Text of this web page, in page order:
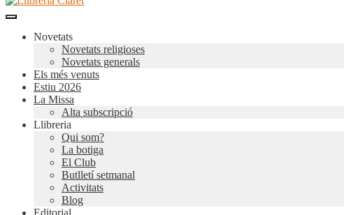
Novetats
Novetats religioses
Novetats generals
Els més venuts
Estiu 2026
La Missa
Alta subscripció
Llibreria
Qui som?
La botiga
El Club
Butlletí setmanal
Activitats
Blog
Editorial